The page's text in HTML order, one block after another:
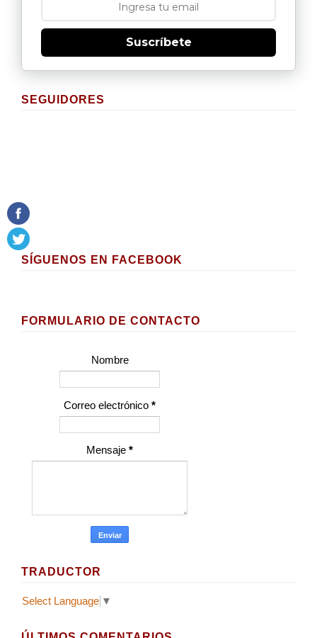
Suscríbete
SEGUIDORES
SÍGUENOS EN FACEBOOK
FORMULARIO DE CONTACTO
Nombre
Correo electrónico *
Mensaje *
TRADUCTOR
Select Language ▼